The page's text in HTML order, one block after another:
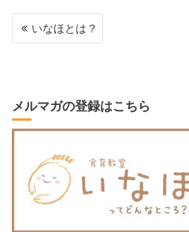
投
稿
ー
シ
いなほとは？
メルマガの登録はこちら